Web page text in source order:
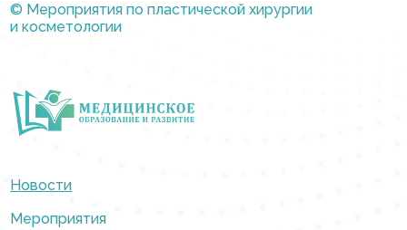
© Мероприятия по пластической хирургии
и косметологии
Новости
Мероприятия